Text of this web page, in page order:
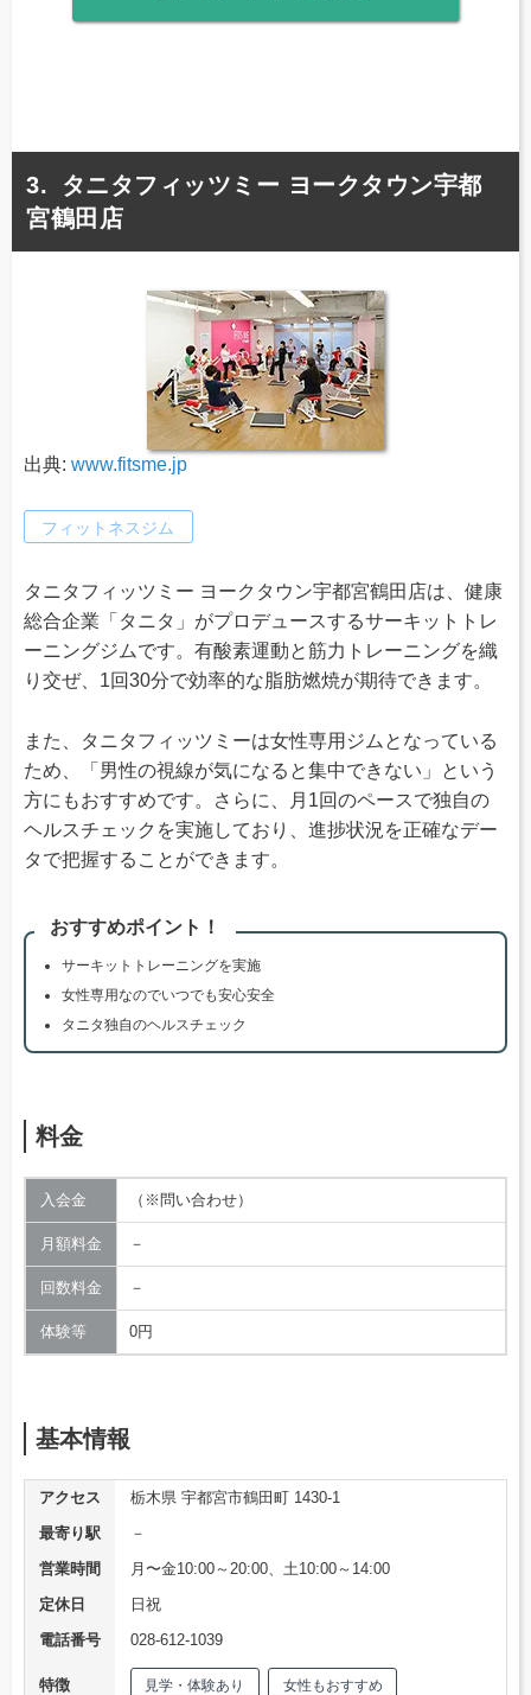
タニタフィッツミー ヨークタウン宇都
宮鶴田店
出典: www.fitsme.jp
フィットネスジム
タニタフィッツミー ヨークタウン宇都宮鶴田店は、健康
総合企業「タニタ」がプロデュースするサーキットトレ
ーニングジムです。有酸素運動と筋力トレーニングを織
り交ぜ、1回30分で効率的な脂肪燃焼が期待できます。
また、タニタフィッツミーは女性専用ジムとなっている
ため、「男性の視線が気になると集中できない」という
方にもおすすめです。さらに、月1回のペースで独自の
ヘルスチェックを実施しており、進捗状況を正確なデー
タで把握することができます。
おすすめポイント！
サーキットトレーニングを実施
女性専用なのでいつでも安心安全
タニタ独自のヘルスチェック
料金
入会金 （※問い合わせ）
月額料金 －
回数料金 －
体験等 0円
基本情報
アクセス
栃木県 宇都宮市鶴田町 1430-1
最寄り駅
－
営業時間
月〜金10:00～20:00、土10:00～14:00
定休日
日祝
電話番号
028-612-1039
特徴 見学・体験あり 女性もおすすめ